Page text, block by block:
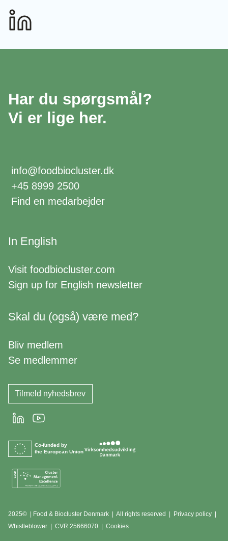
Har du spørgsmål?
Vi er lige her.
info@foodbiocluster.dk
+45 8999 2500
Find en medarbejder
In English
Visit foodbiocluster.com
Sign up for English newsletter
Skal du (også) være med?
Bliv medlem
Se medlemmer
Tilmeld nyhedsbrev
LinkedInYoutube
Co-funded by
the European Union
2025© | Food & Biocluster Denmark | All rights reserved | Privacy policy
Whistleblower
CVR 25666070 | Cookies